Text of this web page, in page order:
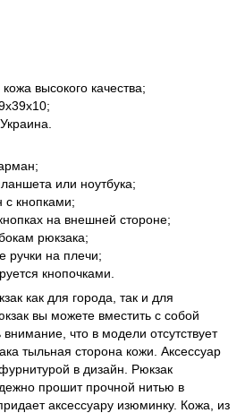
высокого качества;
или ноутбука;
с кнопками;
на внешней стороне;
рюкзака;
ручки на плечи;
кнопочками.
как для города, так и для
вы можете вместить с собой
внимание, что в модели отсутствует
тыльная сторона кожи. Аксессуар
в дизайн. Рюкзак
прошит прочной нитью в
аксессуару изюминку. Кожа, из